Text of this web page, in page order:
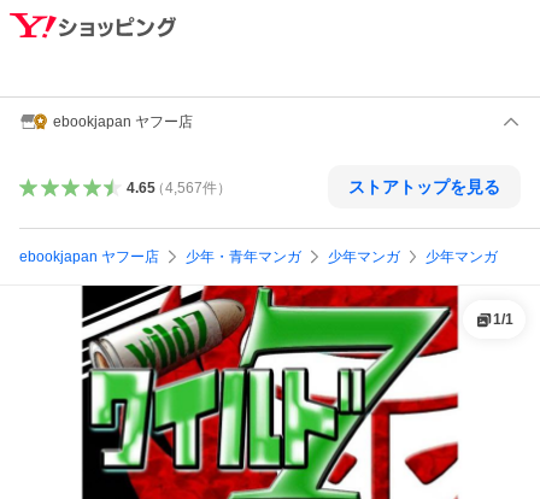
ebookjapan ヤフー店
4.65（4,567件） ストアトップを見る
ebookjapan ヤフー店 少年・青年マンガ 少年マンガ 少年マンガ
1/1